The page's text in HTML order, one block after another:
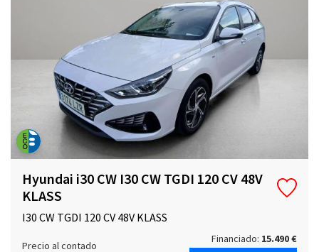
Hyundai i30 CW I30 CW TGDI 120 CV 48V
KLASS
I30 CW TGDI 120 CV 48V KLASS
Precio al contado
Financiado: 15.490 €